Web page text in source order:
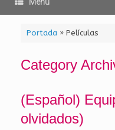
Portada» Películas
Category
(Español)
olvidados)